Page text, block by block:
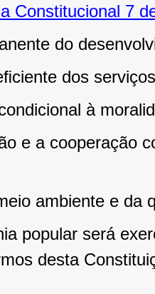
Constitucional 7
do
dos
à
e a cooperação
ambiente e da
popular será
desta